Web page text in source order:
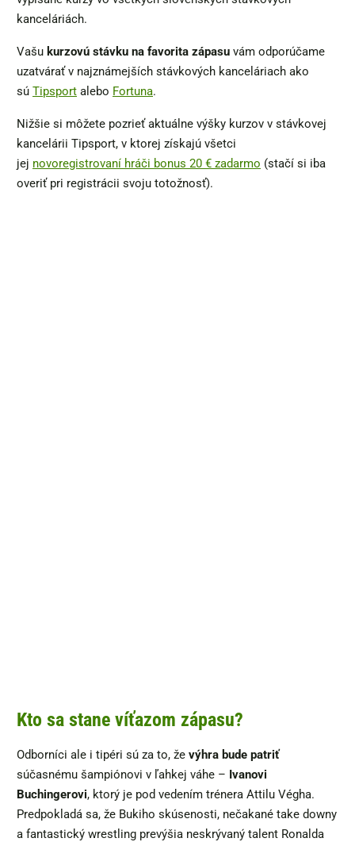
kanceláriách.
Vašu kurzovú stávku na favorita zápasu vám odporúčame
uzatvárať v najznámejších stávkových kanceláriach ako
sú Tipsport alebo Fortuna.
Nižšie si môžete pozrieť aktuálne výšky kurzov v stávkovej
kancelárii Tipsport, v ktorej získajú všetci
jej novoregistrovaní hráči bonus 20 € zadarmo (stačí si iba
overiť pri registrácii svoju totožnosť).
Kto sa stane víťazom zápasu?
Odborníci ale i tipéri sú za to, že výhra bude patriť
súčasnému šampiónovi v ľahkej váhe – Ivanovi
Buchingerovi, ktorý je pod vedením trénera Attilu Végha.
Predpokladá sa, že Bukiho skúsenosti, nečakané take downy
a fantastický wrestling prevýšia neskrývaný talent Ronalda